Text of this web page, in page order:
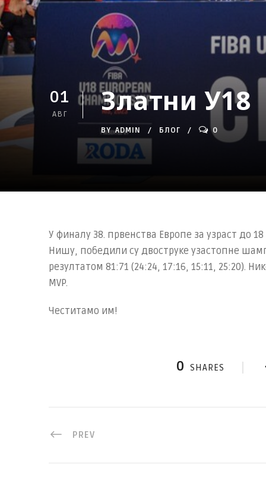
01
АВГ Златни У18
BY ADMIN БЛОГ 0
У финалу 38. првенства Европе за узраст до
Нишу, победили су двоструке узастопне
резултатом 81:71 (24:24, 17:16, 15:11, 25:20).
MVP.
Честитамо им!
0 SHARES
PREV